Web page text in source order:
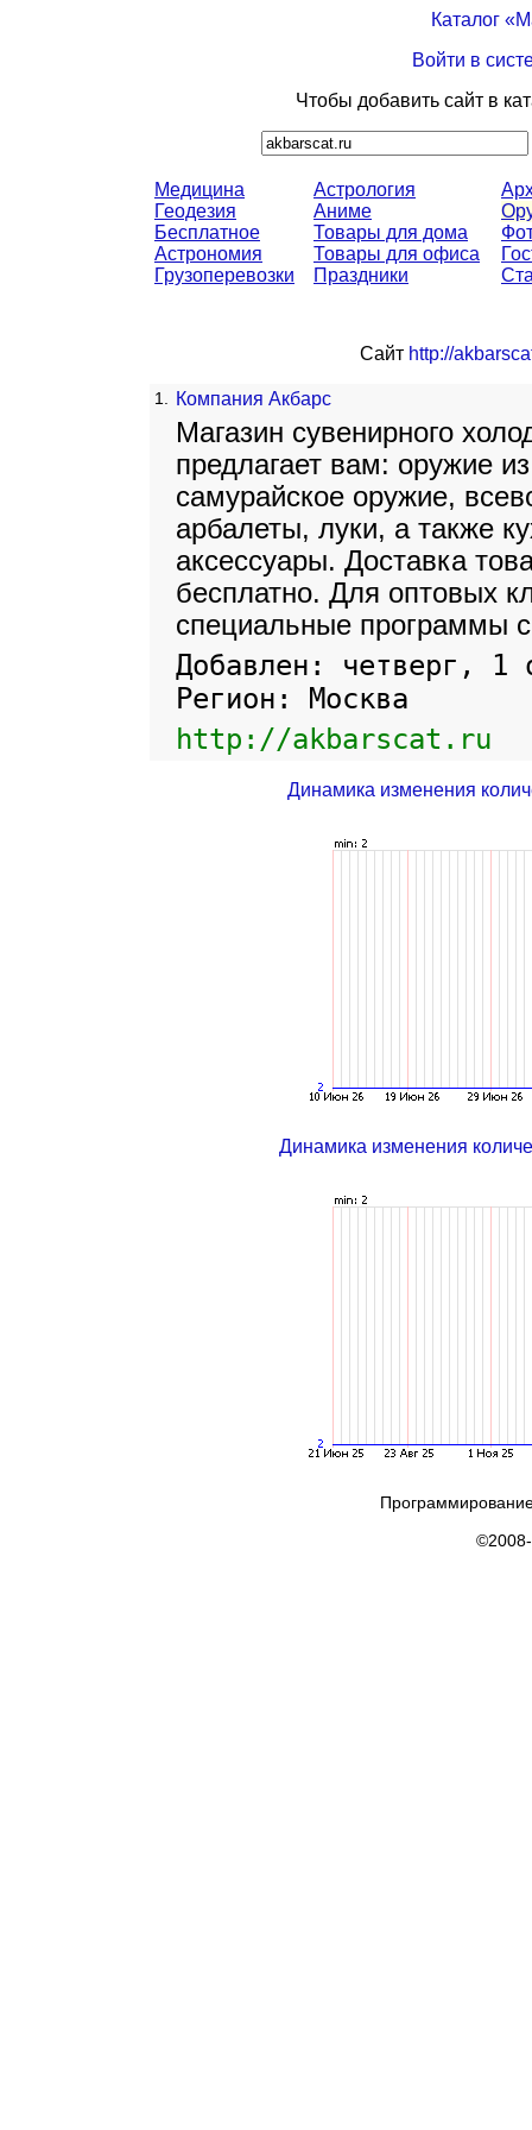
Каталог
Войти в
Чтобы добавить сайт в
Медицина
Геодезия
Бесплатное
Астрономия
Грузоперевозки
Астрология
Аниме
Товары для дома
Товары для офиса
Праздники
Сайт http://
1. Компания Акбарс
Магазин сувенирного
предлагает вам: оружие
самурайское оружие,
арбалеты, луки, а также
аксессуары. Доставка
бесплатно. Для оптовых
специальные программы
Добавлен: четверг, 1
Регион: Москва
http://akbarscat.ru
Динамика изменения
Динамика изменения